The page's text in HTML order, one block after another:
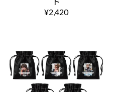
¥2,420